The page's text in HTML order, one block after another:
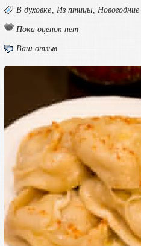
В духовке, Из птицы,
Пока оценок нет
Ваш отзыв